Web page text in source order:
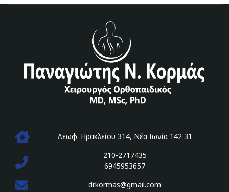
Λεωφ. Ηρακλείου 314, Νέα Ιωνία 142 31
210-2717435
6945953657
drkormas@gmail.com